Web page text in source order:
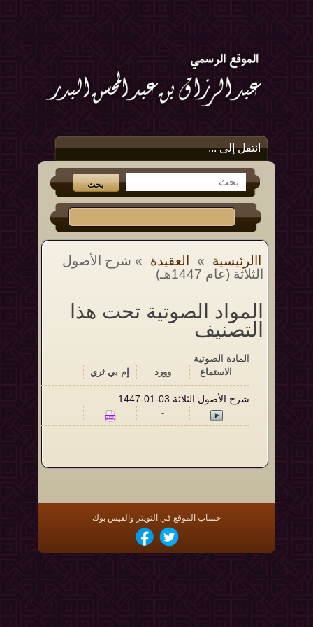
انتقل إلى ...
االرئيسية » العقيدة
» شرح الأصول
الثلاثة (عام 1447هـ)
المواد الصوتية تحت هذا
التصنيف
المادة الصوتية
الاستماع‬
وورد إم بي ثري
شرح الأصول الثلاثة 03-01-1447
-
حساب الموقع في التويتر والفيس بوك